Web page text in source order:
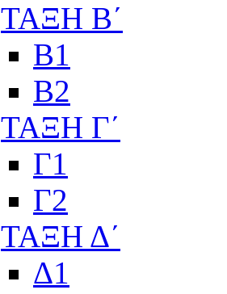
ΤΑΞΗ Β΄
Β1
Β2
ΤΑΞΗ Γ΄
Γ1
Γ2
ΤΑΞΗ Δ΄
Δ1